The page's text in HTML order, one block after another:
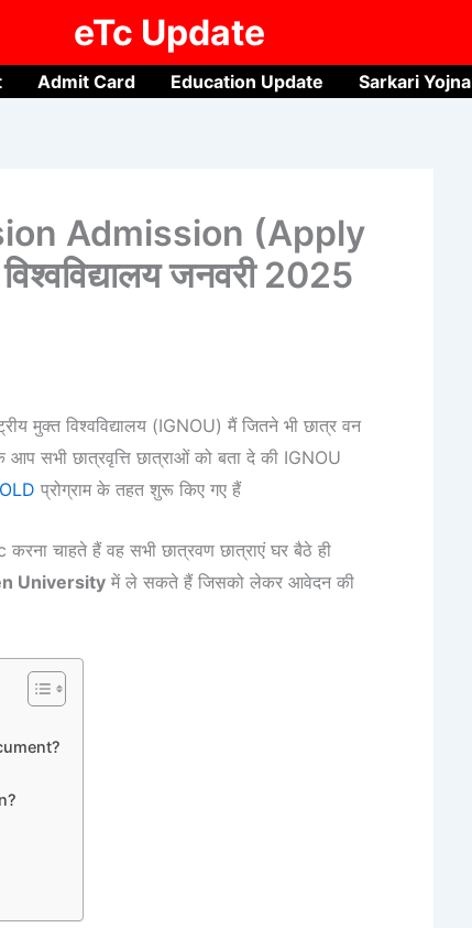
eTc Update
Admit Card Education Update Sarkari Yojna
Admission (Apply
जनवरी 2025
मुक्त विश्वविद्यालय (IGNOU) मैं जितने भी छात्र वन
सभी छात्रवृत्ति छात्राओं को बता दे की IGNOU
OLD प्रोग्राम के तहत शुरू किए गए हैं
चाहते हैं वह सभी छात्रवण छात्राएं घर बैठे ही
University में ले सकते हैं जिसको लेकर आवेदन की